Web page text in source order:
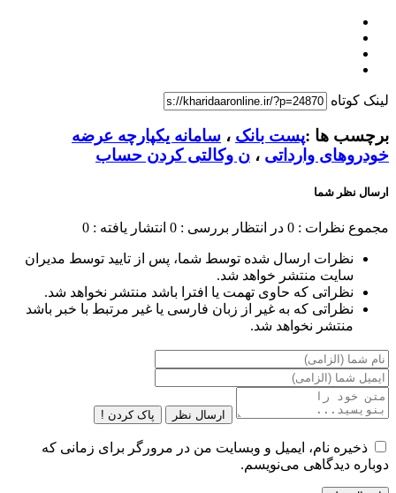
لینک کوتاه
برچسب ها :پست بانک ، سامانه یکپارچه عرضه
خودروهای وارداتی ، ن وکالتی‌‌‌ کردن حساب‌‌‌‌
ارسال نظر شما
مجموع نظرات : 0 در انتظار بررسی : 0 انتشار یافته : 0
نظرات ارسال شده توسط شما، پس از تایید توسط مدیران
سایت منتشر خواهد شد.
نظراتی که حاوی تهمت یا افترا باشد منتشر نخواهد شد.
نظراتی که به غیر از زبان فارسی یا غیر مرتبط با خبر باشد
منتشر نخواهد شد.
ارسال نظر پاک کردن !
ذخیره نام، ایمیل و وبسایت من در مرورگر برای زمانی که
دوباره دیدگاهی می‌نویسم.